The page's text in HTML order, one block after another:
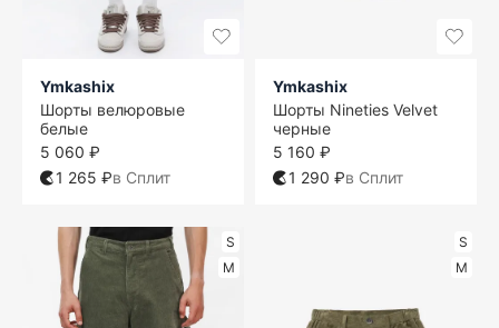
Ymkashix
Шорты велюровые
белые
5 060 ₽
1 265 ₽в Сплит
Ymkashix
Шорты Nineties Velvet
черные
5 160 ₽
1 290 ₽в Сплит
S
M
S
M